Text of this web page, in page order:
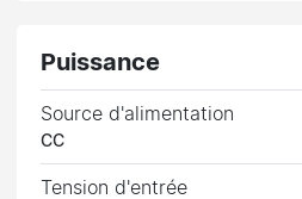
Puissance
Source d'alimentation
CC
Tension d'entrée